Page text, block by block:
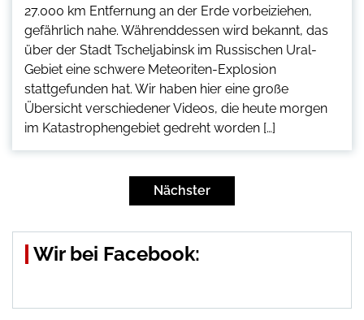
27.000 km Entfernung an der Erde vorbeiziehen,
gefährlich nahe. Währenddessen wird bekannt, das
über der Stadt Tscheljabinsk im Russischen Ural-
Gebiet eine schwere Meteoriten-Explosion
stattgefunden hat. Wir haben hier eine große
Übersicht verschiedener Videos, die heute morgen
im Katastrophengebiet gedreht worden […]
Nächster
Wir bei Facebook: